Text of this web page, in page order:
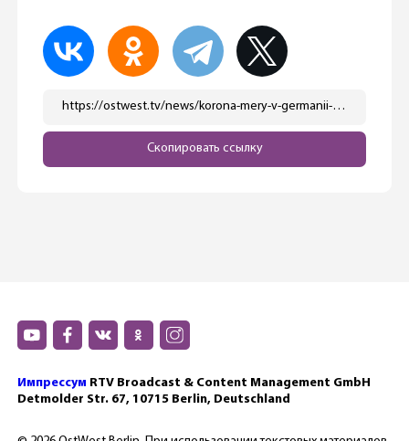
https://ostwest.tv/news/korona-mery-v-germanii-mogut-otmenit-v-marte/
Скопировать ссылку
Импрессум RTV Broadcast & Content Management GmbH
Detmolder Str. 67, 10715 Berlin, Deutschland